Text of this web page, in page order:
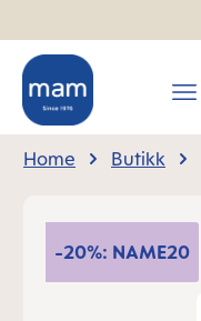
Home Butikk
-20%: NAME20